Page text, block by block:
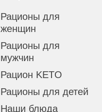
Рационы для
женщин
Рационы для
мужчин
Рацион KETO
Рационы для детей
Наши блюда